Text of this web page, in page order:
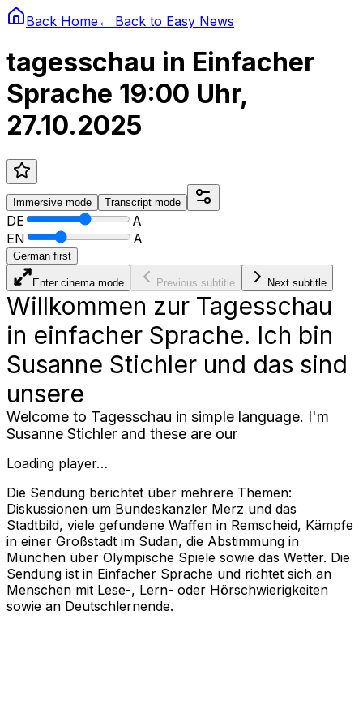
Back Home← Back to Easy News
tagesschau in Einfacher
Sprache 19:00 Uhr,
27.10.2025
Immersive mode Transcript mode
DE
A
EN
A
German first
Enter cinema mode Previous subtitle Next subtitle
Willkommen zur Tagesschau
in einfacher Sprache. Ich bin
Susanne Stichler und das sind
unsere
Welcome to Tagesschau in simple language. I'm
Susanne Stichler and these are our
Loading player…
Die Sendung berichtet über mehrere Themen:
Diskussionen um Bundeskanzler Merz und das
Stadtbild, viele gefundene Waffen in Remscheid, Kämpfe
in einer Großstadt im Sudan, die Abstimmung in
München über Olympische Spiele sowie das Wetter. Die
Sendung ist in Einfacher Sprache und richtet sich an
Menschen mit Lese-, Lern- oder Hörschwierigkeiten
sowie an Deutschlernende.